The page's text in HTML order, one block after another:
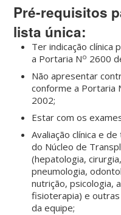
Pré-requisitos
lista única:
Ter indicação clínica
a Portaria No 2600
Não apresentar
conforme a Portaria
2002;
Estar com os
Avaliação clínica e
do Núcleo de
(hepatologia,
pneumologia,
nutrição, psicologia,
fisioterapia) e
da equipe;